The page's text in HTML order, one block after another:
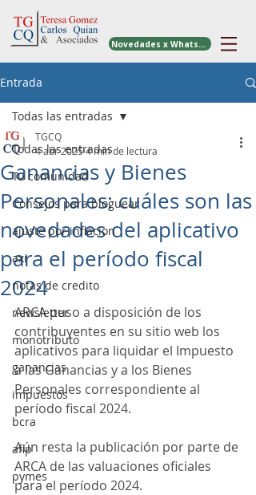
Novedades x WhatsApp
Entrada
Todas las entradas
Tu comunidad
Consejos para bloguear
ajuste por inflacion
axi
notas de credito
newsletter
monotributo
ganancias
impuestos
bcra
afip
pymes
Todas las entradas
Ganancias y Bienes
Personales: cuáles son las
novedades del aplicativo
para el período fiscal
2024
TGCQ
4 abr 2025 4 min de lectura
ARCA puso a disposición de los
contribuyentes en su sitio web los
aplicativos para liquidar el Impuesto
a las Ganancias y a los Bienes
Personales correspondiente al
período fiscal 2024.
Aún resta la publicación por parte de
ARCA de las valuaciones oficiales
para el período 2024.